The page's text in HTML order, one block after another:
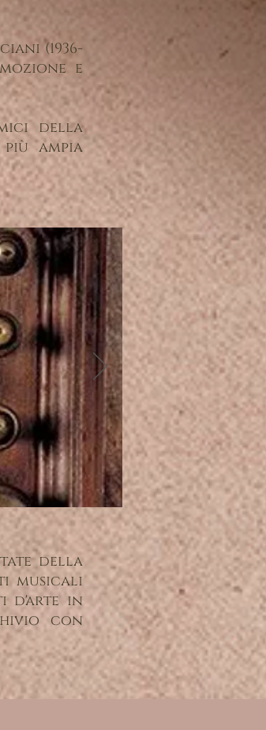
(1936-
e
della
ampia
della
musicali
d'arte in
con